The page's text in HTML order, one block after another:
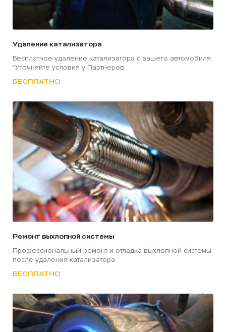
Удаление катализатора
Бесплатное удаление катализатора с вашего автомобиля
*Уточняйте условия у Партнеров
БЕСПЛАТНО
Ремонт выхлопной системы
Профессиональный ремонт и отладка выхлопной системы
после удаления катализатора
БЕСПЛАТНО